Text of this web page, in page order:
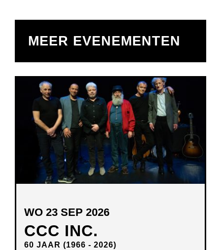
MEER EVENEMENTEN
CCC INC.
60 JAAR (1966 - 2026)
WO 23 SEP 2026